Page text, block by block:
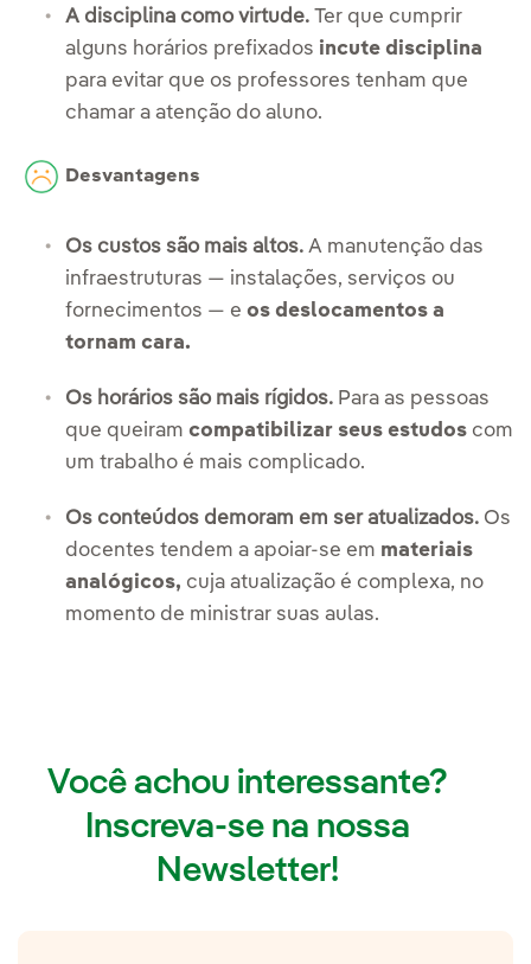
A disciplina como virtude. Ter que cumprir
alguns horários prefixados incute disciplina
para evitar que os professores tenham que
chamar a atenção do aluno.
Desvantagens
Os custos são mais altos. A manutenção das
infraestruturas — instalações, serviços ou
fornecimentos — e os deslocamentos a
tornam cara.
Os horários são mais rígidos. Para as pessoas
que queiram compatibilizar seus estudos com
um trabalho é mais complicado.
Os conteúdos demoram em ser atualizados. Os
docentes tendem a apoiar-se em materiais
analógicos, cuja atualização é complexa, no
momento de ministrar suas aulas.
Você achou interessante?
Inscreva-se na nossa
Newsletter!